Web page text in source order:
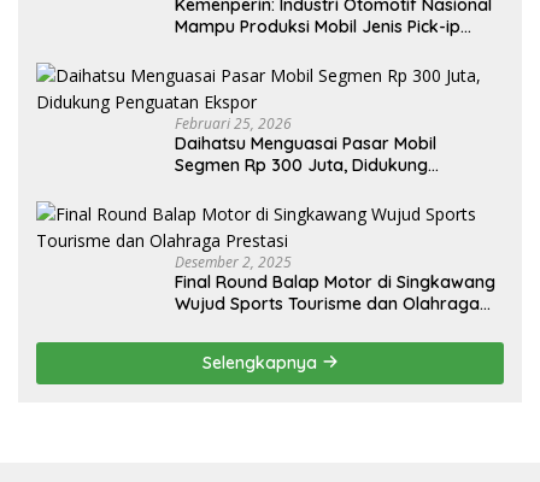
Kemenperin: Industri Otomotif Nasional
Mampu Produksi Mobil Jenis Pick-ip
Februari 25, 2026
Daihatsu Menguasai Pasar Mobil
Segmen Rp 300 Juta, Didukung
Desember 2, 2025
Final Round Balap Motor di Singkawang
Wujud Sports Tourisme dan Olahraga
Selengkapnya